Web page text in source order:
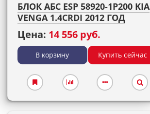
БЛОК АБС ESP 58920-1P200 KIA
VENGA 1.4CRDI 2012 ГОД
Цена: 14 556 руб.
В корзину Купить сейчас